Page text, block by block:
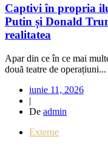
Captivi în propria
Putin și Donald
realitatea
Apar din ce în ce mai
două teatre de operațiuni...
iunie 11, 2026
|
De admin
Externe